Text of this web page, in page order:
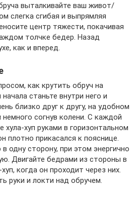
выталкивайте ваш живот/
слегка сгибая и выпрямляя
центр тяжести, покачивая
толчке бедер. Назад
как и вперед.
как крутить обруч на
станьте внутри него и
близко друг к другу, на удобном
согнув колени. С каждой
хуп руками в горизонтальном
плотно прикасался к пояснице.
одну сторону, при этом энергично
Двигайте бедрами из стороны в
когда он проходит через них.
руки и локти над обручем.